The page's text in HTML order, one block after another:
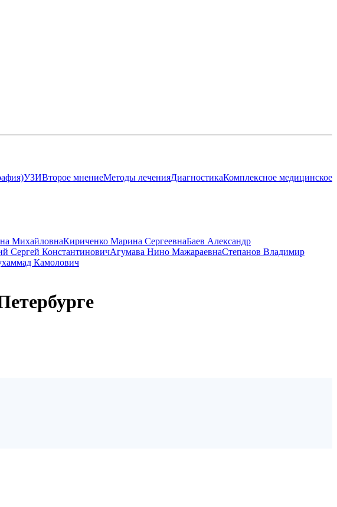
УЗИВторое мнениеМетоды леченияДиагностикаКомплексное медицинское
МихайловнаКириченко Марина СергеевнаБаев Александр
Сергей КонстантиновичАгумава Нино МажараевнаСтепанов Владимир
Камолович